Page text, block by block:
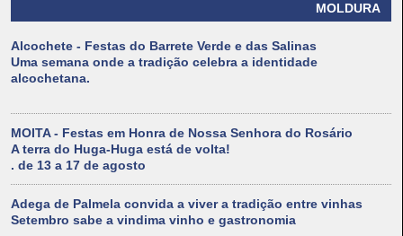
MOLDURA
Alcochete - Festas do Barrete Verde e das Salinas
Uma semana onde a tradição celebra a identidade
alcochetana.
MOITA - Festas em Honra de Nossa Senhora do Rosário
A terra do Huga-Huga está de volta!
. de 13 a 17 de agosto
Adega de Palmela convida a viver a tradição entre vinhas
Setembro sabe a vindima vinho e gastronomia